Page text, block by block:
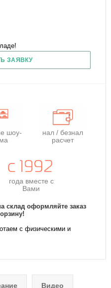
ЗАЯВКУ
шоу-
нал / безнал
расчет
года вместе с
Вами
склад оформляйте заказ
с физическими и
Видео